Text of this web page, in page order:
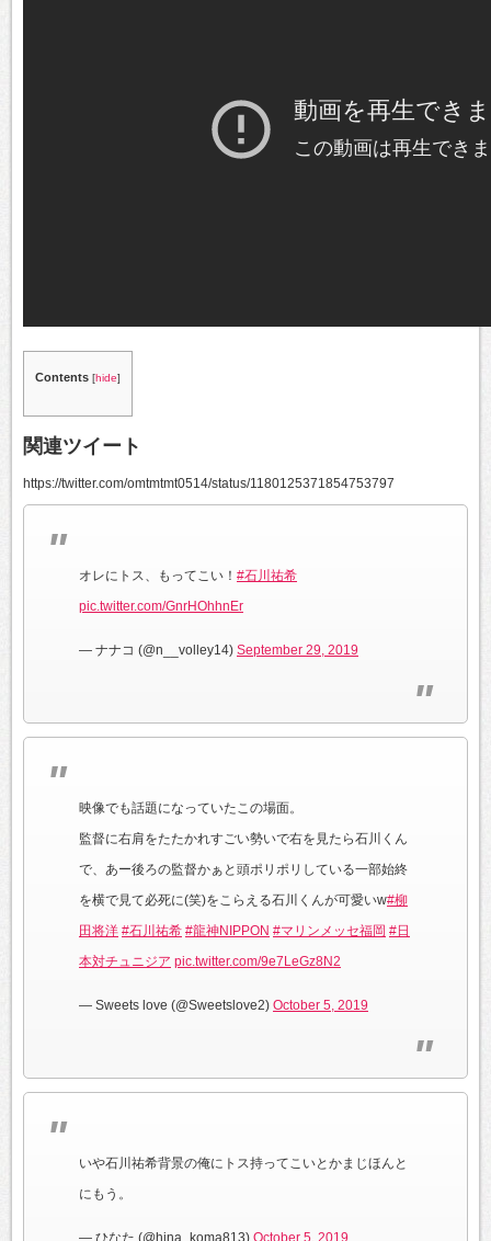
Contents [hide]
関連ツイート
https://twitter.com/omtmtmt0514/status/1180125371854753797
オレにトス、もってこい！ #石川祐希
pic.twitter.com/GnrHOhhnEr
— ナナコ (@n__volley14) September 29, 2019
映像でも話題になっていたこの場面。
監督に右肩をたたかれすごい勢いで右を見たら石川くん
で、あー後ろの監督かぁと頭ポリポリしている一部始終
を横で見て必死に(笑)をこらえる石川くんが可愛いw#柳
田将洋 #石川祐希 #龍神NIPPON #マリンメッセ福岡 #日
本対チュニジア pic.twitter.com/9e7LeGz8N2
— Sweets love (@Sweetslove2) October 5, 2019
いや石川祐希背景の俺にトス持ってこいとかまじほんと
にもう。
— ひなた (@hina_koma813) October 5, 2019